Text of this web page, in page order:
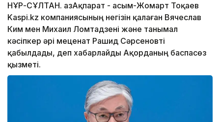
НҰР-СҰЛТАН. ҚазАқпарат - Қасым-Жомарт Тоқаев
Kaspi.kz компаниясының негізін қалаған Вячеслав
Ким мен Михаил Ломтадзені және танымал
кәсіпкер әрі меценат Рашид Сәрсеновті
қабылдады, деп хабарлайды Ақорданың баспасөз
қызметі.